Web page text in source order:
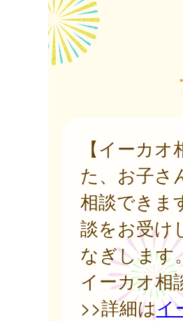
【イーカ
た、お子さ
相談できま
談をお受け
なぎします
イーカオ
>>詳細はイ